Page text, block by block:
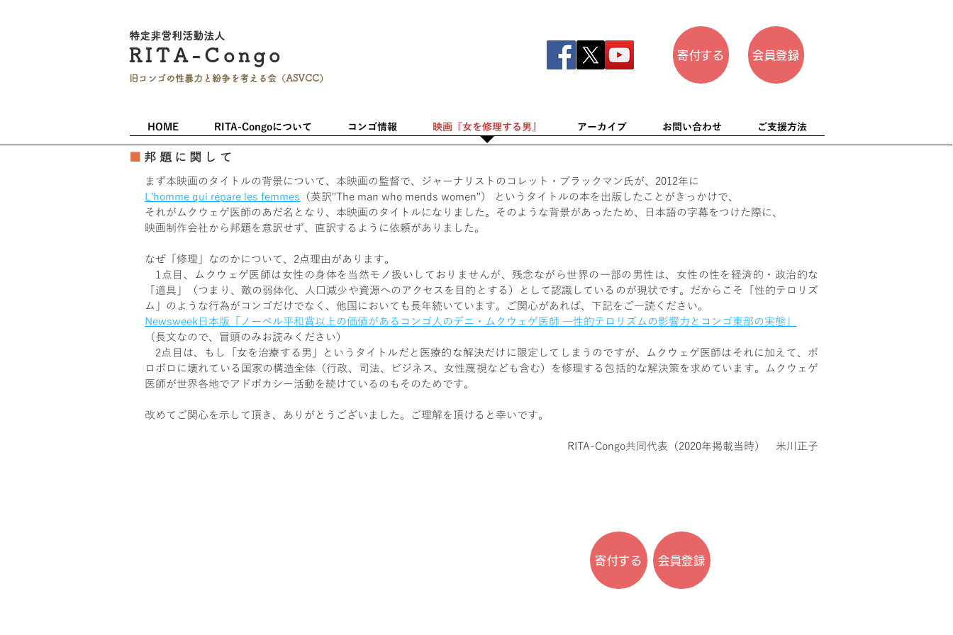
特定非営利活動法人
RITA- Congo
旧コンゴの性暴力と 紛争を考える会（ASVCC）
寄付する 会員登録
HOME RITA-Congoについて コンゴ情報 映画『女を修理する男』 アーカイブ お問い合わせ ご支援方法
邦題に関して
まず本映画のタイトルの背景について、本映画の監督で、ジャーナリストのコレット・ブラックマン氏が、2012年に
L'homme qui répare les femmes （英訳"The man who mends women"） というタイトルの本を出版したことがきっかけで、
それがムクウェゲ医師のあだ名となり、本映画のタイトルになりました。 そのような背景があったため、日本語の字幕をつけた際に、
映画制作会社から邦題を意訳せず、直訳するように依頼がありました。
なぜ「修理」なのかについて、2点理由があります。
1点目、ムクウェゲ医師は女性の身体を当然モノ扱いしておりませんが、残念ながら世界の一部の男性は、女性の性を経済的・政治的な
「道具」（つまり、敵の弱体化、人口減少や資源へのアクセスを目的とする）として認識しているのが現状です。だからこそ「性的テロリズ
ム」のような行為がコンゴだけでなく、他国においても長年続いています。
ご関心があれば、下記をご一読ください。
Newsweek日本版「ノーベル平和賞以上の価値があるコンゴ人のデニ・ムクウェゲ医師 ―性的テロリズムの影響力とコンゴ東部の実態」
（長文なので、冒頭のみお読みください）
2点目は、もし「女を治療する男」というタイトルだと医療的な解決だけに限定してしまうのですが、ムクウェゲ医師はそれに加えて、ボ
ロボロに壊れている国家の構造全体（行政、司法、ビジネス、女性蔑視なども含む）を修理する包括的な解決策を求めています。ムクウェゲ
医師が世界各地でアドボカシー活動を続けているのもそのためです。
改めてご関心を示して頂き、ありがとうございました。ご理解を頂けると幸いです。
RITA-Congo共同代表（2020年掲載当時） 米川正子
会員登録
寄付する